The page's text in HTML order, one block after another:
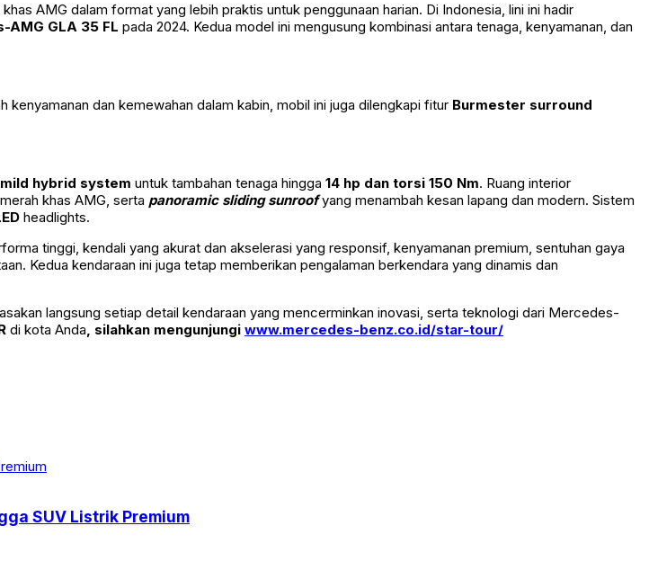
AMG dalam format yang lebih praktis untuk penggunaan harian. Di Indonesia, lini ini hadir
AMG GLA 35 FL pada 2024. Kedua model ini mengusung kombinasi antara tenaga, kenyamanan, dan
dan kemewahan dalam kabin, mobil ini juga dilengkapi fitur Burmester surround
hybrid system untuk tambahan tenaga hingga 14 hp dan torsi 150 Nm. Ruang interior
khas AMG, serta panoramic sliding sunroofyang menambah kesan lapang dan modern. Sistem
headlights.
tinggi, kendali yang akurat dan akselerasi yang responsif, kenyamanan premium, sentuhan gaya
Kedua kendaraan ini juga tetap memberikan pengalaman berkendara yang dinamis dan
langsung setiap detail kendaraan yang mencerminkan inovasi, serta teknologi dari Mercedes-
di kota Anda, silahkan mengunjungi www.mercedes-benz.co.id/star-tour/
SUV Listrik Premium